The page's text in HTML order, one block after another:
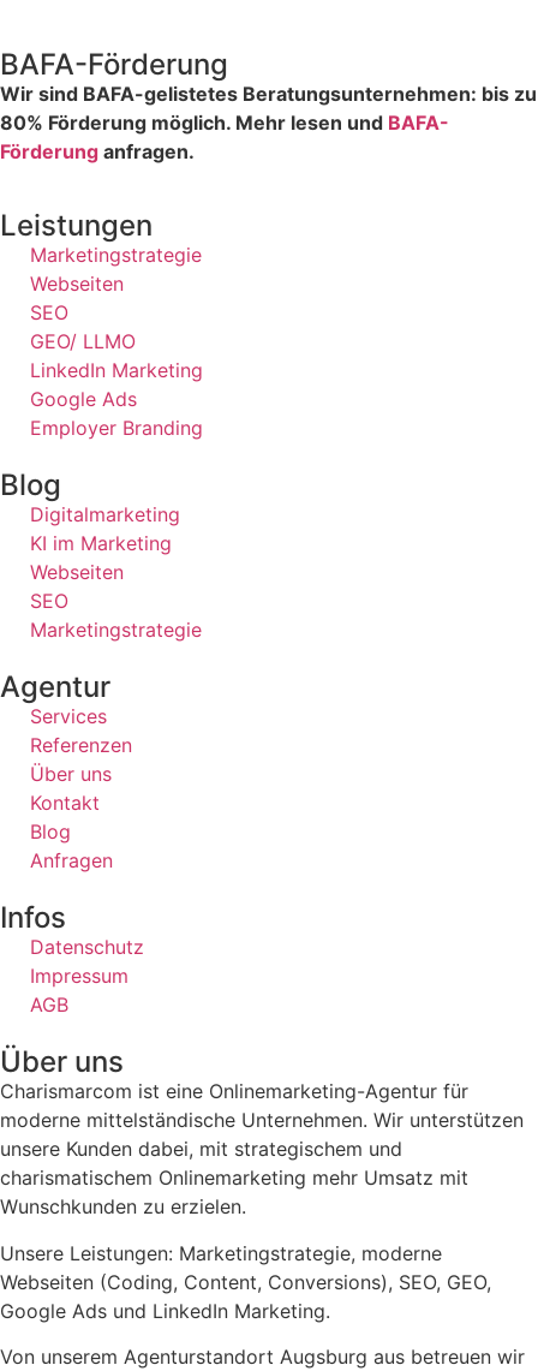
BAFA-Förderung
Wir sind BAFA-gelistetes Beratungsunternehmen: bis zu
80% Förderung möglich. Mehr lesen und BAFA-
Förderung anfragen.
Leistungen
Marketingstrategie
Webseiten
SEO
GEO/ LLMO
LinkedIn Marketing
Google Ads
Employer Branding
Blog
Digitalmarketing
KI im Marketing
Webseiten
SEO
Marketingstrategie
Agentur
Services
Referenzen
Über uns
Kontakt
Blog
Anfragen
Infos
Datenschutz
Impressum
AGB
Über uns
Charismarcom ist eine Onlinemarketing-Agentur für
moderne mittelständische Unternehmen. Wir unterstützen
unsere Kunden dabei, mit strategischem und
charismatischem Onlinemarketing mehr Umsatz mit
Wunschkunden zu erzielen.
Unsere Leistungen: Marketingstrategie, moderne
Webseiten (Coding, Content, Conversions), SEO, GEO,
Google Ads und LinkedIn Marketing.
Von unserem Agenturstandort Augsburg aus betreuen wir